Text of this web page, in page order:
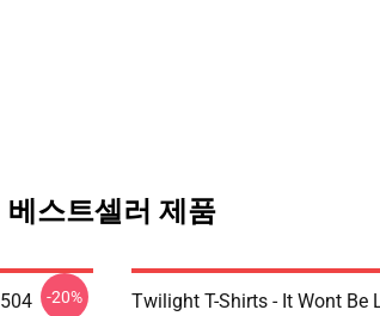
베스트셀러 제품
-20%
Twilight T-Shirts - It Wont Be